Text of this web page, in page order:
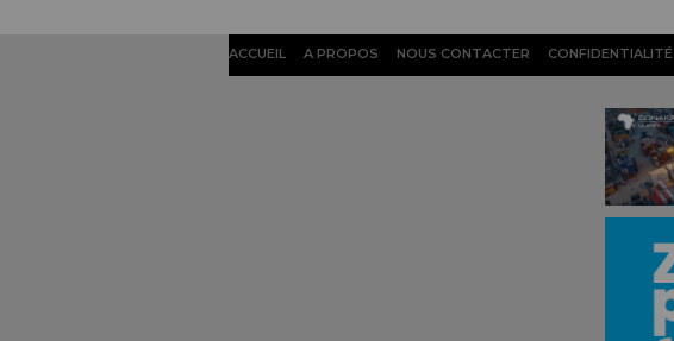
ACCUEIL A PROPOS NOUS CONTACTER CONFIDENTIALITÉ